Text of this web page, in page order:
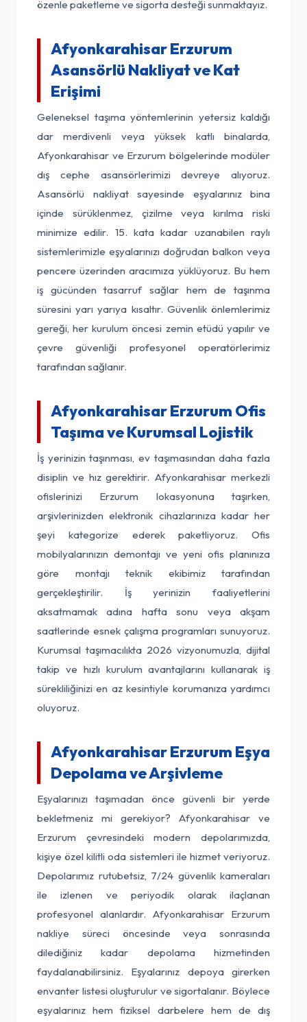
özenle paketleme ve sigorta desteği sunmaktayız.
Afyonkarahisar Erzurum
Asansörlü Nakliyat ve Kat
Erişimi
Geleneksel taşıma yöntemlerinin yetersiz kaldığı
dar merdivenli veya yüksek katlı binalarda,
Afyonkarahisar ve Erzurum bölgelerinde modüler
dış cephe asansörlerimizi devreye alıyoruz.
Asansörlü nakliyat sayesinde eşyalarınız bina
içinde sürüklenmez, çizilme veya kırılma riski
minimize edilir. 15. kata kadar uzanabilen raylı
sistemlerimizle eşyalarınızı doğrudan balkon veya
pencere üzerinden aracımıza yüklüyoruz. Bu hem
iş gücünden tasarruf sağlar hem de taşınma
süresini yarı yarıya kısaltır. Güvenlik önlemlerimiz
gereği, her kurulum öncesi zemin etüdü yapılır ve
çevre güvenliği profesyonel operatörlerimiz
tarafından sağlanır.
Afyonkarahisar Erzurum Ofis
Taşıma ve Kurumsal Lojistik
İş yerinizin taşınması, ev taşımasından daha fazla
disiplin ve hız gerektirir. Afyonkarahisar merkezli
ofislerinizi Erzurum lokasyonuna taşırken,
arşivlerinizden elektronik cihazlarınıza kadar her
şeyi kategorize ederek paketliyoruz. Ofis
mobilyalarınızın demontajı ve yeni ofis planınıza
göre montajı teknik ekibimiz tarafından
gerçekleştirilir. İş yerinizin faaliyetlerini
aksatmamak adına hafta sonu veya akşam
saatlerinde esnek çalışma programları sunuyoruz.
Kurumsal taşımacılıkta 2026 vizyonumuzla, dijital
takip ve hızlı kurulum avantajlarını kullanarak iş
sürekliliğinizi en az kesintiyle korumanıza yardımcı
oluyoruz.
Afyonkarahisar Erzurum Eşya
Depolama ve Arşivleme
Eşyalarınızı taşımadan önce güvenli bir yerde
bekletmeniz mi gerekiyor? Afyonkarahisar ve
Erzurum çevresindeki modern depolarımızda,
kişiye özel kilitli oda sistemleri ile hizmet veriyoruz.
Depolarımız rutubetsiz, 7/24 güvenlik kameraları
ile izlenen ve periyodik olarak ilaçlanan
profesyonel alanlardır. Afyonkarahisar Erzurum
nakliye süreci öncesinde veya sonrasında
dilediğiniz kadar depolama hizmetinden
faydalanabilirsiniz. Eşyalarınız depoya girerken
envanter listesi oluşturulur ve sigortalanır. Böylece
eşyalarınız hem fiziksel darbelere hem de dış